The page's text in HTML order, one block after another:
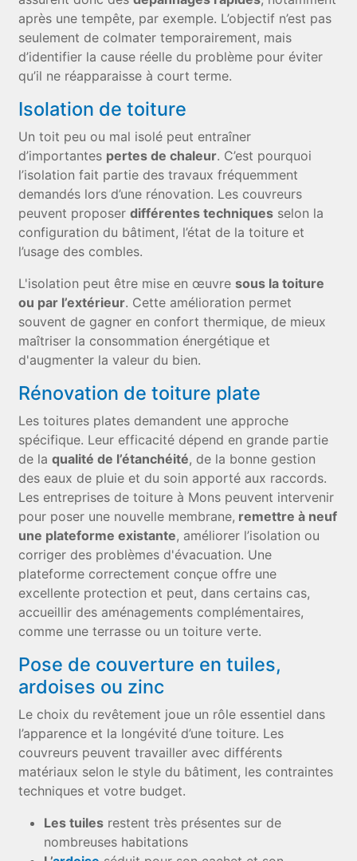
après une tempête, par exemple. L’objectif n’est pas
seulement de colmater temporairement, mais
d’identifier la cause réelle du problème pour éviter
qu’il ne réapparaisse à court terme.
Isolation de toiture
Un toit peu ou mal isolé peut entraîner
d’importantes pertes de chaleur. C’est pourquoi
l’isolation fait partie des travaux fréquemment
demandés lors d’une rénovation. Les couvreurs
peuvent proposerdifférentes techniques selon la
configuration du bâtiment, l’état de la toiture et
l’usage des combles.
L'isolation peut être mise en œuvresous la toiture
ou par l’extérieur. Cette amélioration permet
souvent de gagner en confort thermique, de mieux
maîtriser la consommation énergétique et
d'augmenter la valeur du bien.
Rénovation de toiture plate
Les toitures plates demandent une approche
spécifique. Leur efficacité dépend en grande partie
de laqualité de l’étanchéité, de la bonne gestion
des eaux de pluie et du soin apporté aux raccords.
Les entreprises de toiture à Mons peuvent intervenir
pour poser une nouvelle membrane, remettre à neuf
une plateforme existante, améliorer l’isolation ou
corriger des problèmes d'évacuation. Une
plateforme correctement conçue offre une
excellente protection et peut, dans certains cas,
accueillir des aménagements complémentaires,
comme une terrasse ou un toiture verte.
Pose de couverture en tuiles,
ardoises ou zinc
Le choix du revêtement joue un rôle essentiel dans
l’apparence et la longévité d’une toiture. Les
couvreurs peuvent travailler avec différents
matériaux selon le style du bâtiment, les contraintes
techniques et votre budget.
Les tuiles restent très présentes sur de
nombreuses habitations